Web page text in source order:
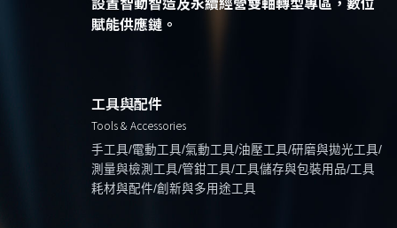
賦能供應鏈。
工具與配件
Tools & Accessories
手工具/電動工具/氣動工具/油壓工具/研磨與拋光工具/
測量與檢測工具/管鉗工具/工具儲存與包裝用品/工具
耗材與配件/創新與多用途工具